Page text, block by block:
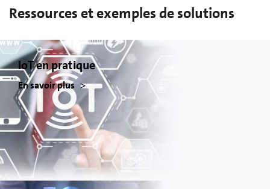
Ressources et exemples de solutions
IoT en pratique
En savoir plus